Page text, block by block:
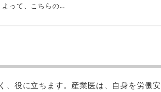
って、こちらの...
、役に立ちます。産業医は、自身を労働安